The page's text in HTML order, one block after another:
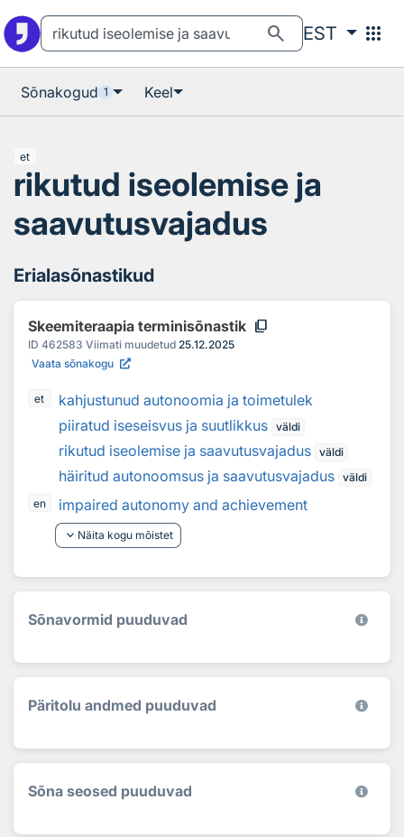
search EST apps
Sõnakogud 1 Keel
et
rikutud iseolemise ja
saavutusvajadus
Erialasõnastikud
Skeemiteraapia terminisõnastik content_copy
ID 462583 Viimati muudetud 25.12.2025
Vaata sõnakogu
et
kahjustunud autonoomia ja toimetulek
piiratud iseseisvus ja suutlikkus väldi
rikutud iseolemise ja saavutusvajadus väldi
häiritud autonoomsus ja saavutusvajadus väldi
en
impaired autonomy and achievement
keyboard_arrow_down Näita kogu mõistet
Sõnavormid puuduvad
Päritolu andmed puuduvad
Sõna seosed puuduvad